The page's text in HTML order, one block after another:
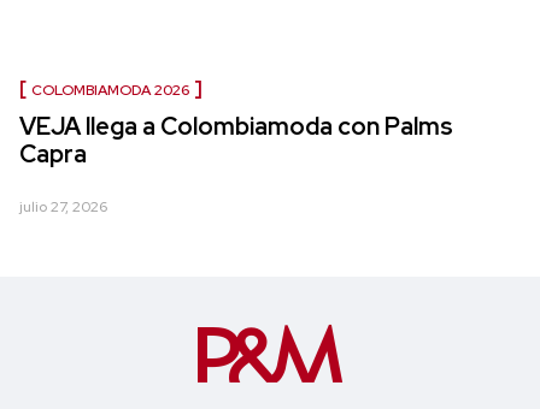
COLOMBIAMODA 2026
VEJA llega a Colombiamoda con Palms
Capra
julio 27, 2026